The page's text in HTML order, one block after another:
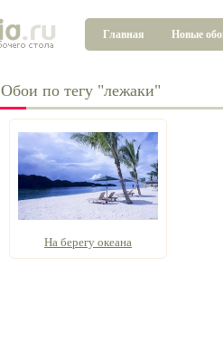
Главная Новые
Обои по тегу "лежаки"
На берегу океана